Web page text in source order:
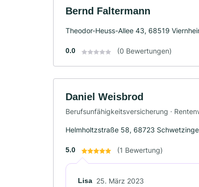
Bernd Faltermann
Theodor-Heuss-Allee 43, 68519
0.0 (0 Bewertungen)
Daniel Weisbrod
Berufsunfähigkeitsversicherung ·
Helmholtzstraße 58, 68723
5.0 (1 Bewertung)
Lisa 25. März 2023